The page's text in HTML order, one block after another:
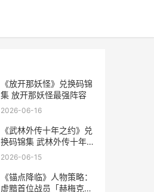
《放开那妖怪》兑换码锦
集 放开那妖怪最强阵容
2026-06-16
《武林外传十年之约》兑
换码锦集 武林外传十年之
约手游礼包码
2026-06-15
《锚点降临》人物策略：
虚黯首位战员「赫梅克」